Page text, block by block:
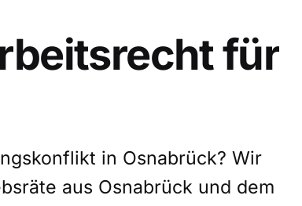
für
in Osnabrück? Wir
aus Osnabrück und dem